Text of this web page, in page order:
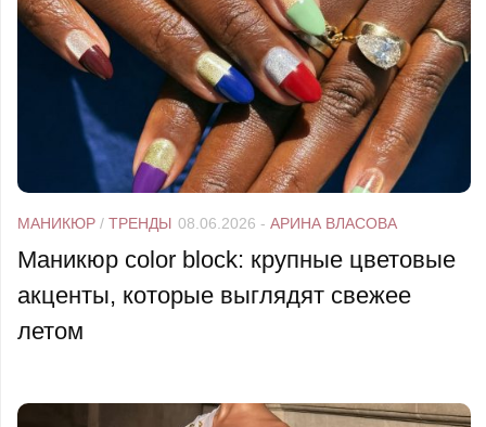
МАНИКЮР / ТРЕНДЫ 08.06.2026 - АРИНА ВЛАСОВА
Маникюр color block: крупные цветовые
акценты, которые выглядят свежее
летом